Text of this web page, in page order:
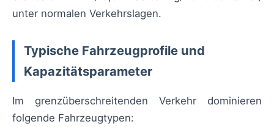
unter normalen Verkehrslagen.
Typische Fahrzeugprofile und
Kapazitätsparameter
Im grenzüberschreitenden Verkehr dominieren
folgende Fahrzeugtypen: